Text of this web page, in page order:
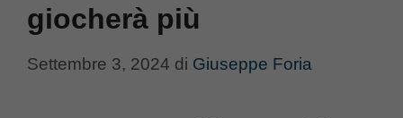
giocherà più
Settembre 3, 2024 di Giuseppe Foria